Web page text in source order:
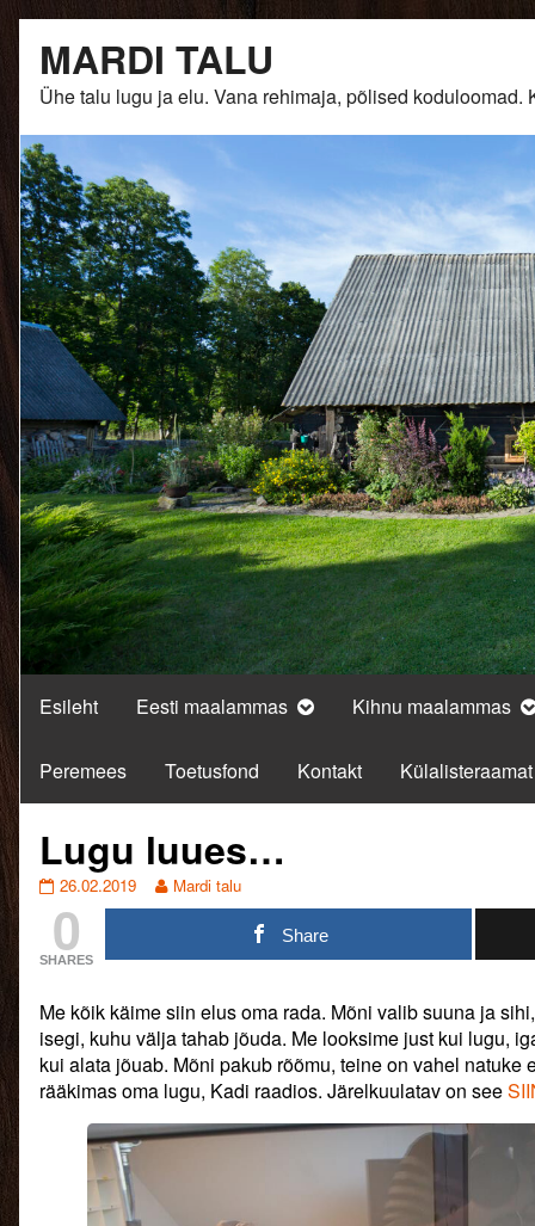
content
MARDI TALU
Ühe talu lugu ja elu. Vana rehimaja, põlised
Esileht Eesti maalammas Kihnu maalammas
Peremees Toetusfond Kontakt Külalisteraamat
Lugu luues…
Lugu
luues…
published
on
26.02.2019
Read
more
of
Lugu
luues…,
Mardi talu
0
SHARES
Share
Me kõik käime siin elus oma rada. Mõni valib suuna ja
isegi, kuhu välja tahab jõuda. Me looksime just kui lugu,
kui alata jõuab. Mõni pakub rõõmu, teine on vahel
rääkimas oma lugu, Kadi raadios. Järelkuulatav on see